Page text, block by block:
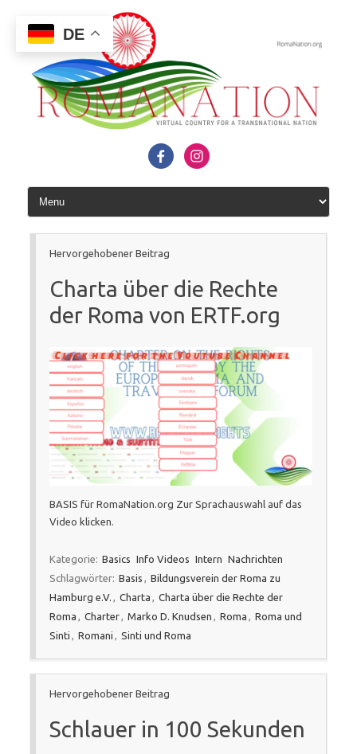
springen
Hervorgehobener Beitrag
Charta über die Rechte
der Roma von ERTF.org
BASIS für RomaNation.org Zur Sprachauswahl auf das
Video klicken.
Kategorie: Basics Info Videos Intern Nachrichten
Schlagwörter: Basis
Bildungsverein der Roma zu
Hamburg e.V.
Charta
Charta über die Rechte der
Roma
Charter Marko D. Knudsen Roma
Roma und
Sinti
Romani Sinti und Roma
Hervorgehobener Beitrag
Schlauer in 100 Sekunden
DE